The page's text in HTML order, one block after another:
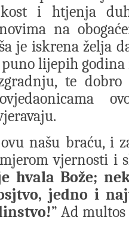
i htjenja
na
je iskrena želja
lijepih
te
našu braću, i
vjernosti i
hvala Bože;
jedno i
” Ad